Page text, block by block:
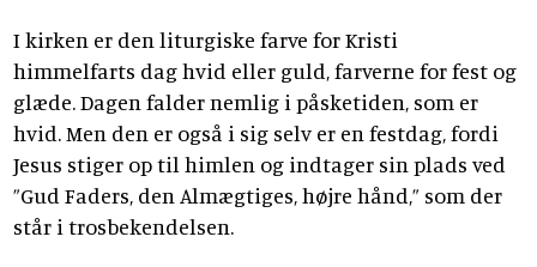
I kirken er den liturgiske farve for Kristi
himmelfarts dag hvid eller guld, farverne for fest og
glæde. Dagen falder nemlig i påsketiden, som er
hvid. Men den er også i sig selv er en festdag, fordi
Jesus stiger op til himlen og indtager sin plads ved
”Gud Faders, den Almægtiges, højre hånd,” som der
står i trosbekendelsen.